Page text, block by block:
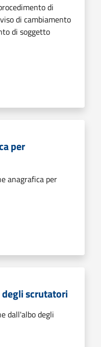
di
di cambiamento
di soggetto
per
anagrafica per
scrutatori
dall'albo degli